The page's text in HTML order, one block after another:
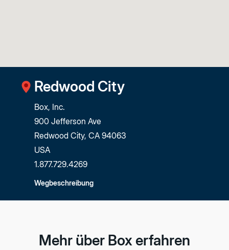
Redwood City
Box, Inc.
900 Jefferson Ave
Redwood City, CA 94063
USA
1.877.729.4269
Wegbeschreibung
Mehr über Box erfahren